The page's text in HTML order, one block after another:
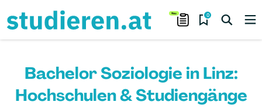
0
Bachelor Soziologie in Linz:
Hochschulen & Studiengänge